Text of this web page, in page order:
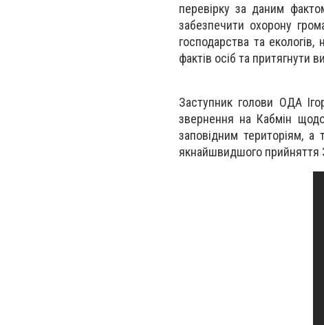
перевірку за даним
забезпечити охорону
господарства та
фактів осіб та притягнути
Заступник голови ОДА
звернення на Кабмін щодо
заповідним територіям,
якнайшвидшого прийняття